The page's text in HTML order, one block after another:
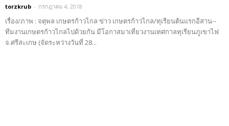
torzkrub - กรกฎาคม 4, 2018
เรื่อง/ภาพ : จตุพล เกษตรก้าวไกล ข่าว เกษตรก้าวไกล/ทุเรียนต้นแรกอีสาน--
ทีมงานเกษตรก้าวไกลไปด้วยกัน มีโอกาสมาเที่ยวงานเทศกาลทุเรียนภูเขาไฟ
จ.ศรีสะเกษ (จัดระหว่างวันที่ 28...